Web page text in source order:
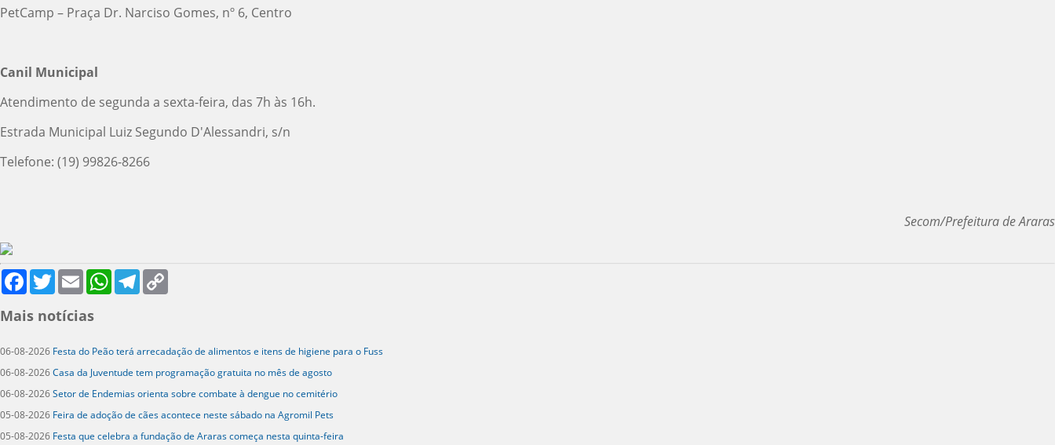
PetCamp – Praça Dr. Narciso Gomes, nº 6, Centro
Canil Municipal
Atendimento de segunda a sexta-feira, das 7h às 16h.
Estrada Municipal Luiz Segundo D'Alessandri, s/n
Telefone: (19) 99826-8266
Secom/Prefeitura de Araras
FacebookTwitter Email WhatsAppTelegram
Mais notícias
06-08-2026 Festa do Peão terá arrecadação de alimentos e itens de higiene para o Fuss
06-08-2026Casa da Juventude tem programação gratuita no mês de agosto
06-08-2026Setor de Endemias orienta sobre combate à dengue no cemitério
05-08-2026 Feira de adoção de cães acontece neste sábado na Agromil Pets
05-08-2026 Festa que celebra a fundação de Araras começa nesta quinta-feira